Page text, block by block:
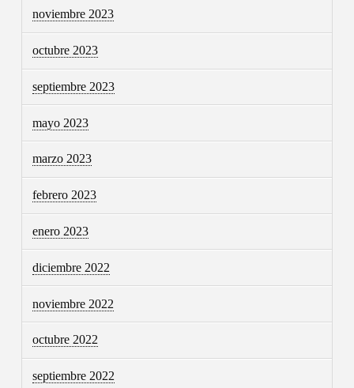
noviembre 2023
octubre 2023
septiembre 2023
mayo 2023
marzo 2023
febrero 2023
enero 2023
diciembre 2022
noviembre 2022
octubre 2022
septiembre 2022